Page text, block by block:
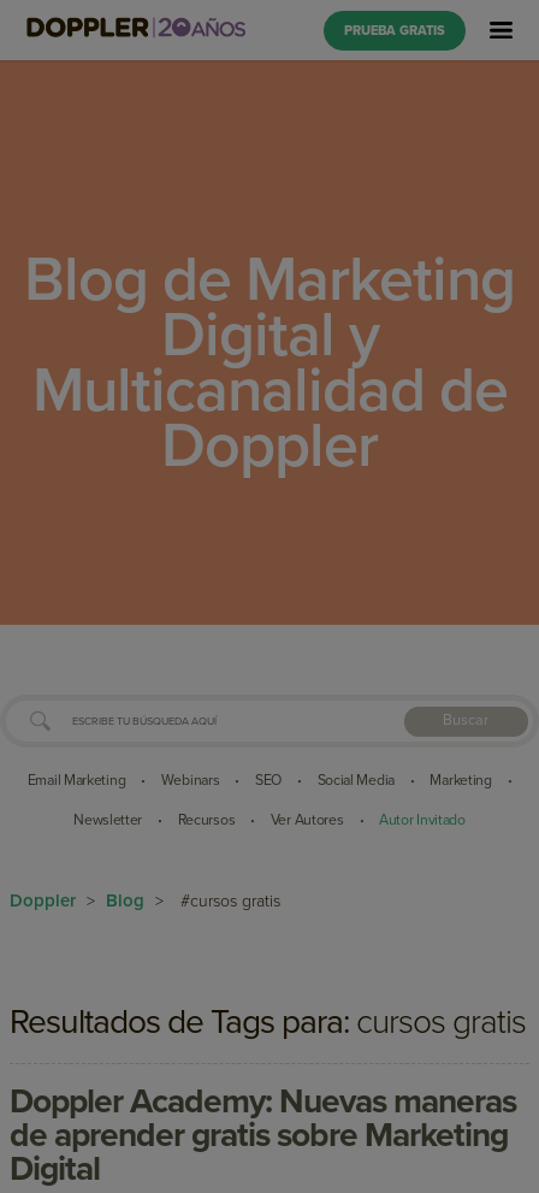
PRUEBA GRATIS
Blog de Marketing
Digital y
Multicanalidad de
Doppler
Buscar
Email Marketing • Webinars • SEO • Social Media • Marketing •
Newsletter • Recursos • Ver Autores • Autor Invitado
Doppler > Blog > #cursos gratis
Resultados de Tags para: cursos gratis
Doppler Academy: Nuevas maneras
de aprender gratis sobre Marketing
Digital